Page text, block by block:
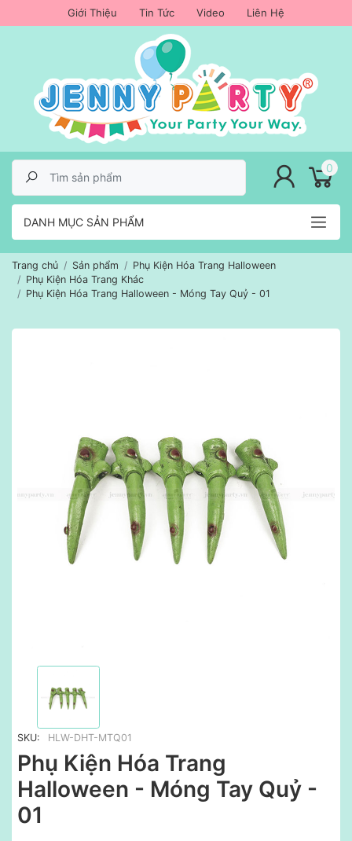
Giới Thiệu Tin Tức Video Liên Hệ
DANH MỤC SẢN PHẨM
0
Trang chủ Sản phẩm
Phụ Kiện Hóa Trang Halloween
Phụ Kiện Hóa Trang Khác
Phụ Kiện Hóa Trang Halloween - Móng Tay Quỷ - 01
SKU: HLW-DHT-MTQ01
Phụ Kiện Hóa Trang
Halloween - Móng Tay Quỷ -
01